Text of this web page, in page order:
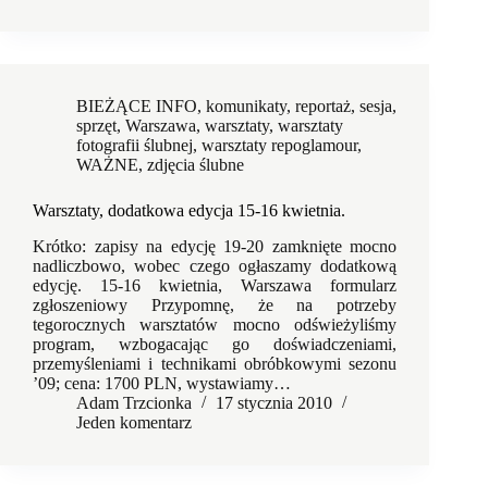
BIEŻĄCE INFO, komunikaty, reportaż, sesja,
sprzęt, Warszawa, warsztaty, warsztaty
fotografii ślubnej, warsztaty repoglamour,
WAŻNE, zdjęcia ślubne
Warsztaty, dodatkowa edycja 15-16 kwietnia.
Krótko: zapisy na edycję 19-20 zamknięte mocno
nadliczbowo, wobec czego ogłaszamy dodatkową
edycję. 15-16 kwietnia, Warszawa formularz
zgłoszeniowy Przypomnę, że na potrzeby
tegorocznych warsztatów mocno odświeżyliśmy
program, wzbogacając go doświadczeniami,
przemyśleniami i technikami obróbkowymi sezonu
’09; cena: 1700 PLN, wystawiamy…
Adam Trzcionka
17 stycznia 2010
Jeden komentarz